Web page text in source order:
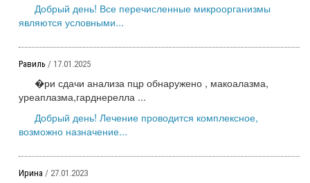
Добрый день! Все перечисленные микроорганизмы
являются условными...
Равиль / 17.01.2025
�ри сдачи анализа пцр обнаружено , макоалазма,
уреаплазма,гарднерелла ...
Добрый день! Лечение проводится комплексное,
возможно назначение...
Ирина / 27.01.2023